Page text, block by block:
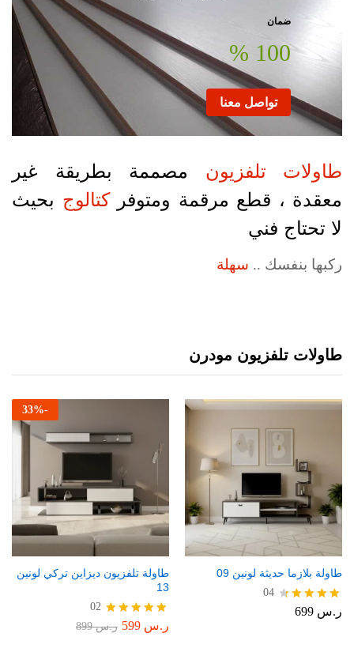
ضمان
100 %
تواصل معنا
طاولات تلفزيون مصممة بطريقة غير
معقدة ، قطع مرقمة ومتوفركتالوج بحيث
لا تحتاج فني
ركبها بنفسك .. سهلة
طاولات تلفزيون مودرن
طاولة بلازما حديثة لونين 09
تم التقييم
04
ر.س
-
33%
طاولة تلفزيون ديزاين تركي لونين
13
تم التقييم
02
ر.س ر.س899